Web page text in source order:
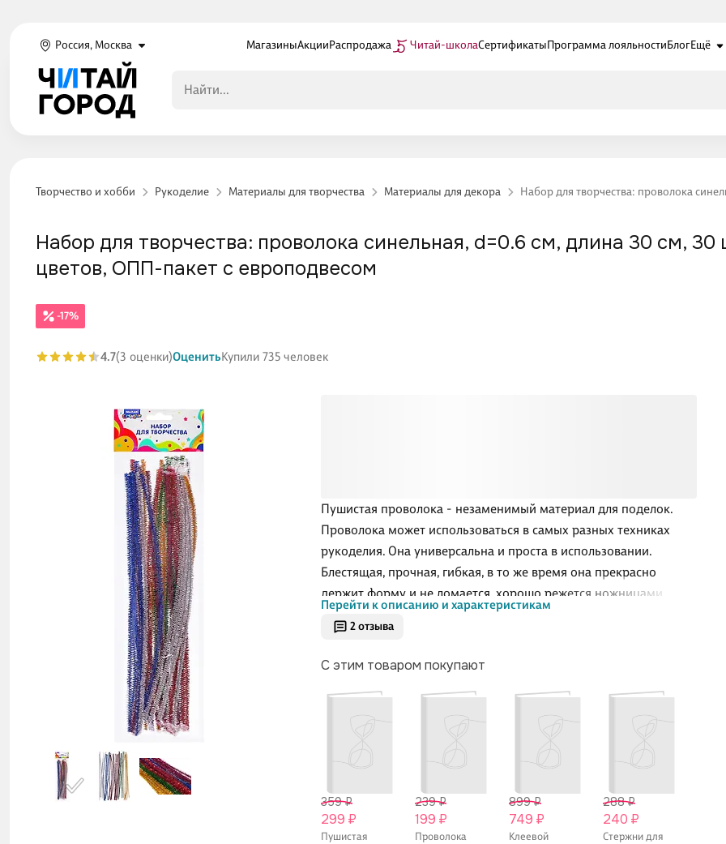
Россия, Москва МагазиныАкцииРаспродажа Читай-школаСертификатыПрограмма лояльностиБлогЕщё
Творчество и хобби Рукоделие Материалы для творчества Материалы для декора Набор для творчества: проволока
2 отзыва
Пушистая проволока - незаменимый материал для поделок.
Проволока может использоваться в самых разных техниках
рукоделия. Она универсальна и проста в использовании.
Блестящая, прочная, гибкая, в то же время она прекрасно
держит форму и не ломается, хорошо режется ножницами.
Изготовлена из двух материалов: полиэстера и металлической
проволоки. Выполнена в 6 блестящих цветах. Размер - 0,6х30
см. Поставляется в пакете с европодвесом в количестве 30 штук.
Тип проволоки: блестящая. Длина: 30 см. Диаметр: 6 мм. Цвет
проволки: однотонный. Количество в упаковке: 30 шт.
Перейти к описанию и характеристикам
С этим товаром покупают
359 ₽
299 ₽
Пушистая
239 ₽
199 ₽
Проволока
899 ₽
749 ₽
Клеевой
288 ₽
240 ₽
Стержни для
-17%
Набор для творчества: проволока синельная, d=0.6 см, длина 30 см,
цветов, ОПП-пакет с европодвесом
4.7(3 оценки)ОценитьКупили 735 человек